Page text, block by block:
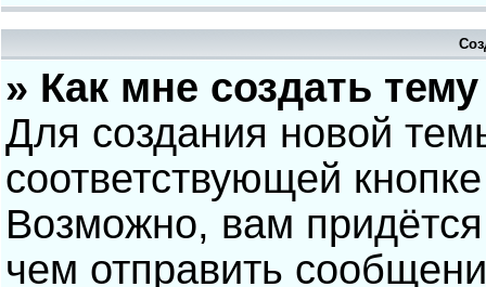
» Как мне создать
Для создания новой
соответствующей
Возможно, вам
чем отправить